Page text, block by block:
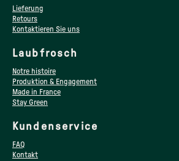
Lieferung
Retours
Kontaktieren Sie uns
Laubfrosch
Notre histoire
Produktion & Engagement
Made in France
Stay Green
Kundenservice
FAQ
Kontakt